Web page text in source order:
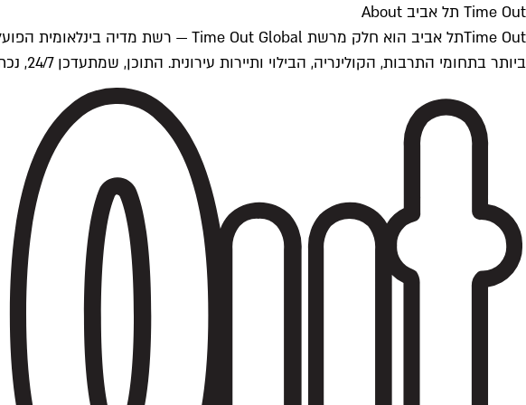
Time Out תל אביב About
ביותר בתחומי התרבות, הקולינריה, הבילוי ותיירות עירונית. התוכן, שמתעדכן 24/7, נכתב ונערך על ידי צוות עיתונאים מקצועי מקומי בישראל, בהתאם לסטנדרטים של Time Out העולמית.